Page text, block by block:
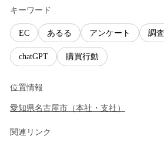
キーワード
EC あるる アンケート 調
chatGPT 購買行動
位置情報
愛知県名古屋市 （本社・支社 ）
関連リンク